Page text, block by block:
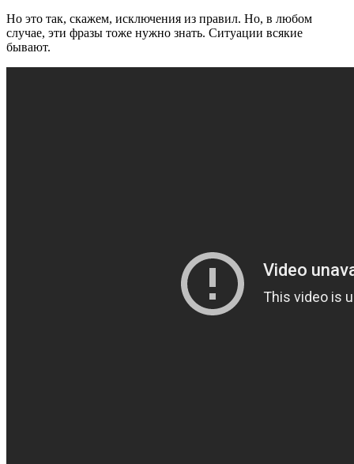
Но это так, скажем, исключения из правил. Но, в любом
случае, эти фразы тоже нужно знать. Ситуации всякие
бывают.